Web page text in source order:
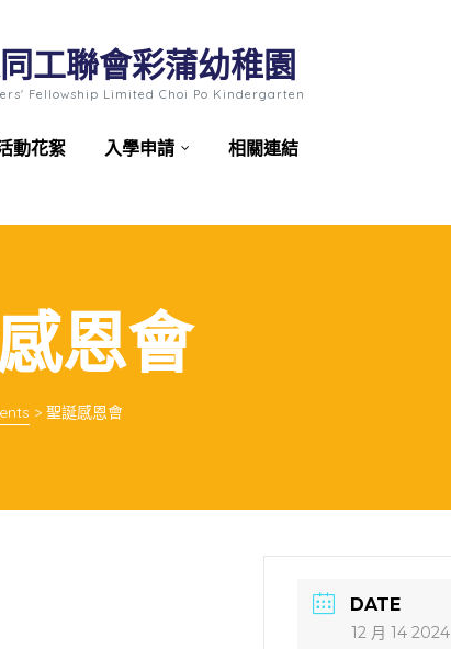
Fellowship Limited Choi Po Kindergarten
工聯會彩蒲幼稚園
動花絮 入學申請
相關連結
恩會
> 聖誕感恩會
DATE
12 月 14 2024